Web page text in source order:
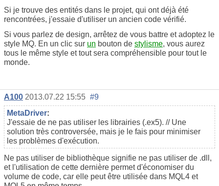
Si je trouve des entités dans le projet, qui ont déjà été
rencontrées, j'essaie d'utiliser un ancien code vérifié.
Si vous parlez de design, arrêtez de vous battre et adoptez le
style MQ. En un clic sur un bouton de stylisme, vous aurez
tous le même style et tout sera compréhensible pour tout le
monde.
A100 2013.07.22 15:55 #9
MetaDriver:
J'essaie de ne pas utiliser les librairies (.ex5). // Une
solution très controversée, mais je le fais pour minimiser
les problèmes d'exécution.
Ne pas utiliser de bibliothèque signifie ne pas utiliser de .dll,
et l'utilisation de cette dernière permet d'économiser du
volume de code, car elle peut être utilisée dans MQL4 et